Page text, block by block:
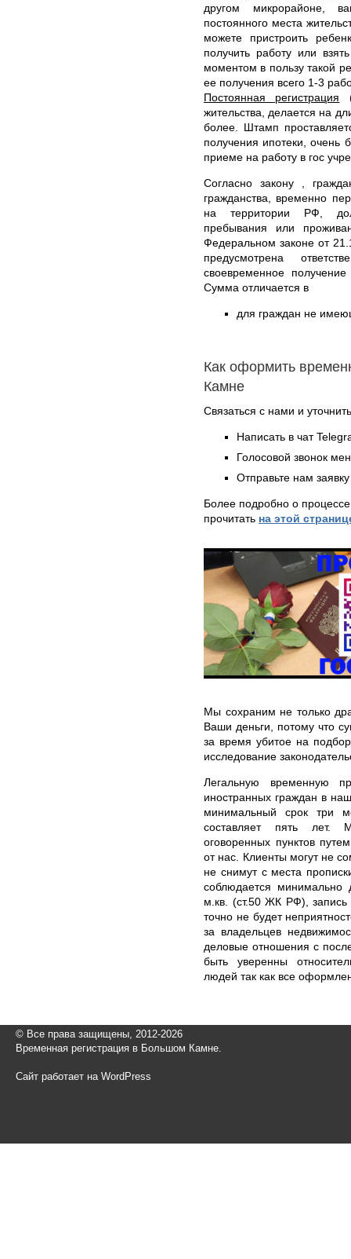
другом микрорайоне,
постоянного места
можете пристроить
получить работу или
моментом в пользу такой
ее получения всего 1-3
Постоянная регистрация
жительства, делается на
более. Штамп
получения ипотеки, очень
приеме на работу в гос
Согласно закону ,
гражданства, временно
на территории РФ,
пребывания или
Федеральном законе от
предусмотрена
своевременное
Сумма отличается в
для граждан не
Как оформить
Камне
Связаться с нами и
Написать в чат
Голосовой звонок
Отправьте нам
Более подробно о
прочитать на этой
Мы сохраним не только
Ваши деньги, потому что
за время убитое на
исследование
Легальную временную
иностранных граждан в
минимальный срок три
составляет пять лет.
оговоренных пунктов
от нас. Клиенты могут не
не снимут с места
соблюдается минимально
м.кв. (ст.50 ЖК РФ),
точно не будет
за владельцев
деловые отношения с
быть уверенны
людей так как все
© Все права защищены, 2012-2026
Временная регистрация в Большом Камне.
Сайт работает на WordPress